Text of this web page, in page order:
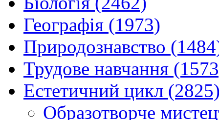
Географія (1973)
Природознавство
Трудове навчання
Естетичний цикл
Образотворче